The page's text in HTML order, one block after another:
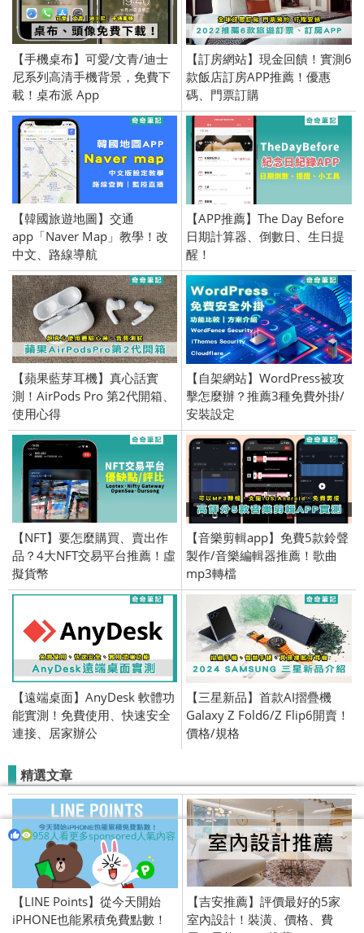
【手機桌布】可愛/文青/迪士
尼系列高清手機背景，免費下
載！桌布派 App
【訂房網站】現金回饋！實測6
款飯店訂房APP推薦！優惠
碼、門票訂購
【韓國旅遊地圖】交通
app「Naver Map」教學！改
中文、路線導航
【APP推薦】The Day Before
日期計算器、倒數日、生日提
醒！
【蘋果藍芽耳機】真心話實
測！AirPods Pro 第2代開箱、
使用心得
【自架網站】WordPress被攻
擊怎麼辦？推薦3種免費外掛/
安裝設定
【NFT】要怎麼購買、賣出作
品？4大NFT交易平台推薦！虛
擬貨幣
【音樂剪輯app】免費5款鈴聲
製作/音樂編輯器推薦！歌曲
mp3轉檔
【遠端桌面】AnyDesk 軟體功
能實測！免費使用、快速安全
連接、居家辦公
【三星新品】首款AI摺疊機
Galaxy Z Fold6/Z Flip6開賣！
價格/規格
精選文章
【LINE Points】從今天開始
iPHONE也能累積免費點數！
【吉安推薦】評價最好的5家
室內設計！裝潢、價格、費
958人看更多sponsored人氣內容